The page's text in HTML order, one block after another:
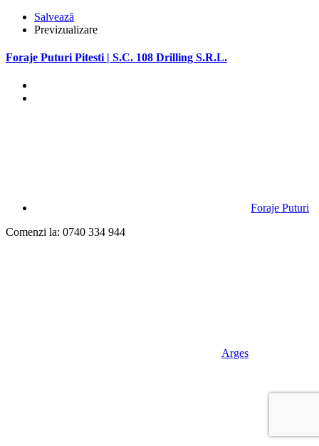
Salvează
Previzualizare
Foraje Puturi Pitesti | S.C. 108 Drilling S.R.L.
Foraje Puturi
Comenzi la: 0740 334 944
Arges